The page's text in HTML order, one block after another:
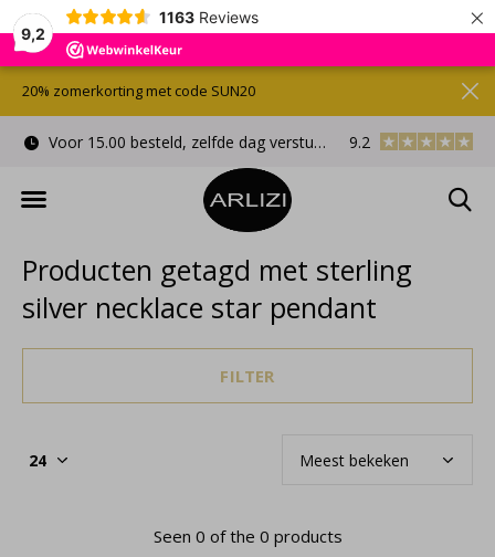
9,2
1163 Reviews ×
Voor 15.00 besteld, zelfde dag verstuurd Gratis
9.2
20% zomerkorting met code SUN20
Producten getagd met sterling
silver necklace star pendant
FILTER
Seen 0 of the 0 products